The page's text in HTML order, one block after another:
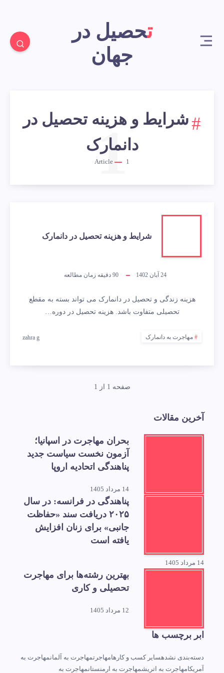
تحصیل در
جهان
شرایط و هزینه تحصیل در
دانمارک
1
1
شرایط و هزینه تحصیل در دانمارک
24 آبان 1402 90 دقیقه زمان مطالعه
هزینه زندگی و تحصیل در دانمارک می تواند بسته به مقطع
تحصیلی متفاوت باشد. هزینه تحصیل در دوره…
مهاجرت به دانمارک zahra g
صفحه 1 از 1
آخرین مقالات
بحران مهاجرت در اسپانیا؛
آزمون نخست سیاست جدید
پناهندگی اتحادیه اروپا
14 مرداد 1405
پناهندگی در فرانسه: در سال
۲۰۲۵ دریافت سند «حفاظت
جانبی» برای زنان افزایش
یافته است
14 مرداد 1405
بهترین رشته‌ها برای مهاجرت
تحصیلی و کاری
12 مرداد 1405
ابر برچسب ها
دسته‌بندی نشدهسایر کسب و کارهامهاجرتمهاجرت به آلمانمهاجرت به
آمریکامهاجرت به اتریشمهاجرت به ارمنستانمهاجرت به